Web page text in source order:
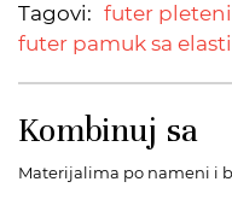
Tagovi: futer
futer pamuk sa
Kombinuj sa
Materijalima po nameni i